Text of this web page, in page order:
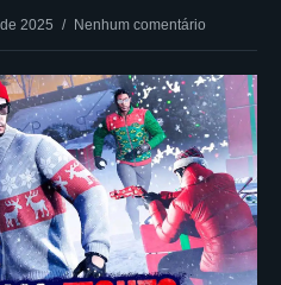
2025 Nenhum comentário